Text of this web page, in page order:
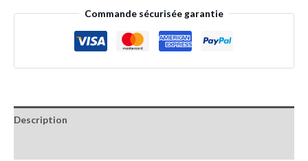
Commande sécurisée garantie
Description